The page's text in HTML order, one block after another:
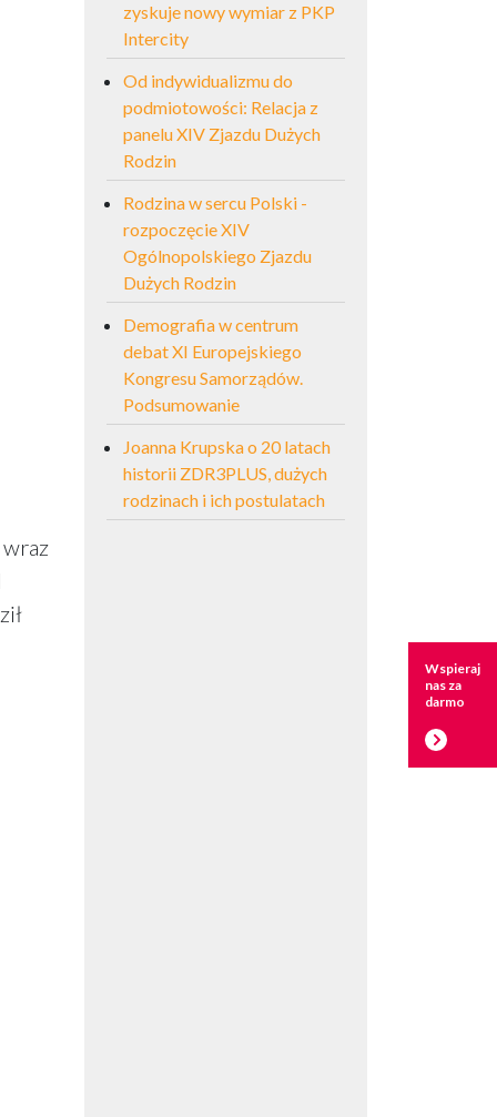
zyskuje nowy wymiar z PKP
Intercity
Od indywidualizmu do
podmiotowości: Relacja z
panelu XIV Zjazdu Dużych
Rodzin
Rodzina w sercu Polski -
rozpoczęcie XIV
Ogólnopolskiego Zjazdu
Dużych Rodzin
Demografia w centrum
debat XI Europejskiego
Kongresu Samorządów.
Podsumowanie
Joanna Krupska o 20 latach
historii ZDR3PLUS, dużych
rodzinach i ich postulatach
Wspieraj
nas za
darmo